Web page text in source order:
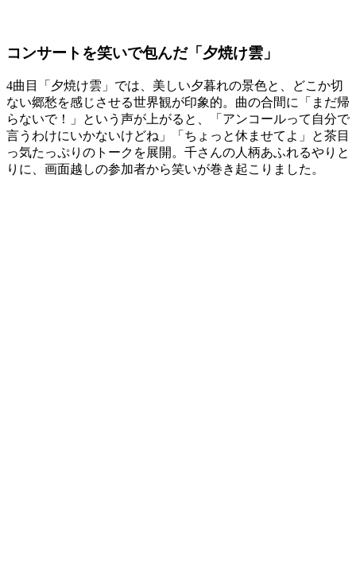
コンサートを笑いで包んだ「夕焼け雲」
4曲目「夕焼け雲」では、美しい夕暮れの景色と、どこか切
ない郷愁を感じさせる世界観が印象的。曲の合間に「まだ帰
らないで！」という声が上がると、「アンコールって自分で
言うわけにいかないけどね」「ちょっと休ませてよ」と茶目
っ気たっぷりのトークを展開。千さんの人柄あふれるやりと
りに、画面越しの参加者から笑いが巻き起こりました。